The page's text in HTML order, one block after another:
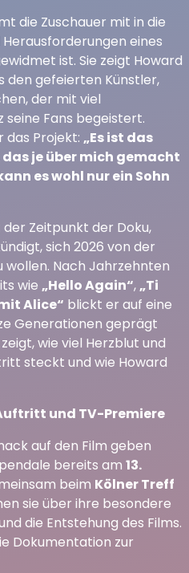
die Zuschauer mit in die
eines
ist. Sie zeigt Howard
den gefeierten Künstler,
der mit viel
seine Fans begeistert.
das Projekt: „Es ist das
je über mich gemacht
es wohl nur ein Sohn
Zeitpunkt der Doku,
sich 2026 von der
wollen. Nach Jahrzehnten
wie „Hello Again“,„Ti
Alice“ blickt er auf eine
Generationen geprägt
wie viel Herzblut und
steckt und wie Howard
und TV-Premiere
auf den Film geben
bereits am 13.
beim Kölner Treff
sie über ihre besondere
die Entstehung des Films.
Dokumentation zur